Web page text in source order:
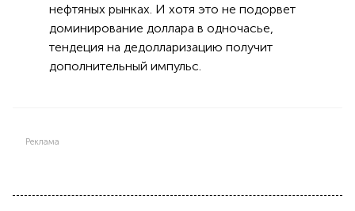
нефтяных рынках. И хотя это не подорвет
доминирование доллара в одночасье,
тендеция на дедолларизацию получит
дополнительный импульс.
Реклама